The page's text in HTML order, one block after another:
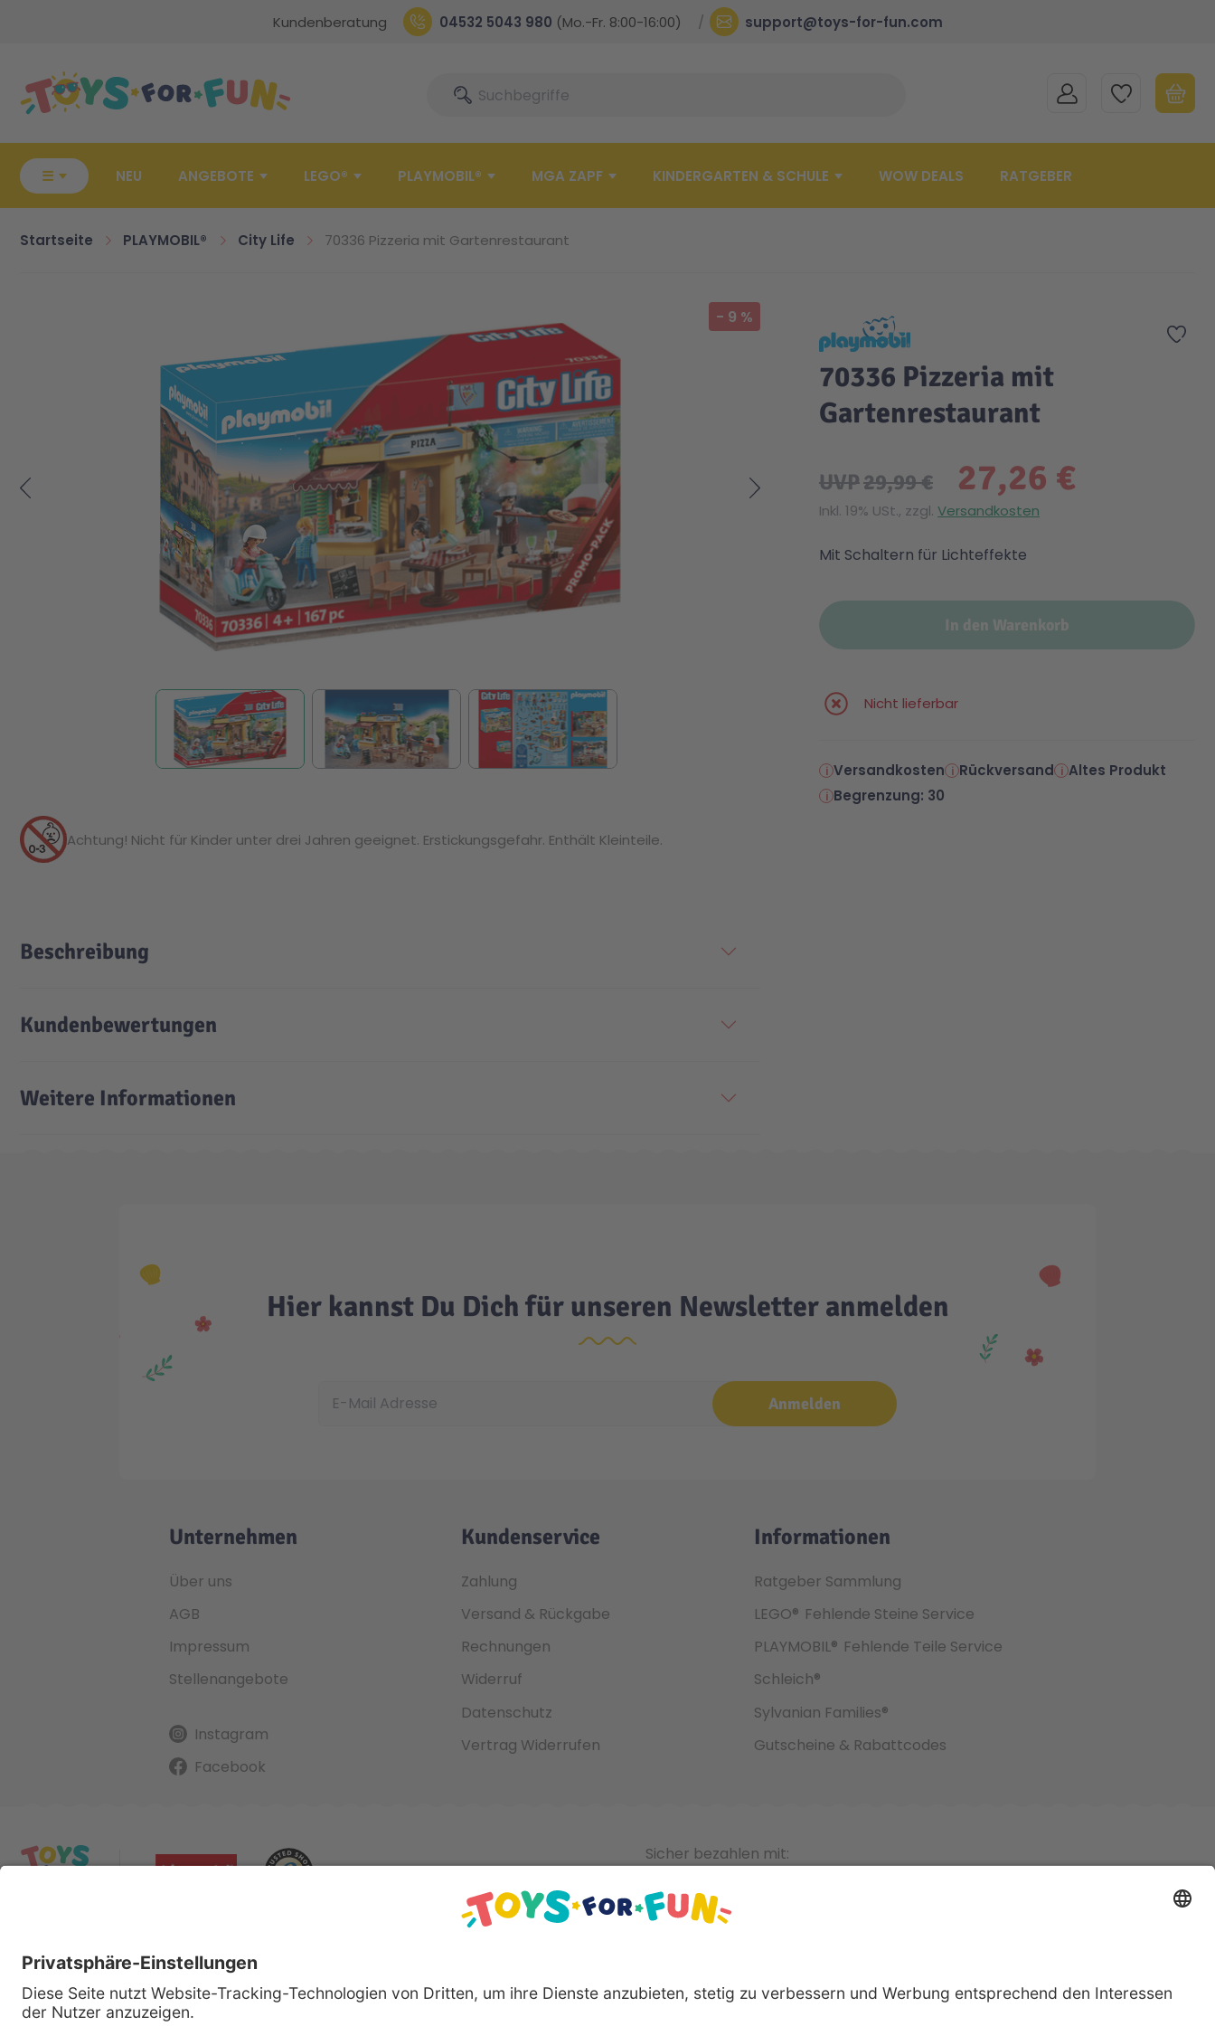
Kundenberatung 04532 5043 980 (Mo.-Fr. 8:00-16:00) support@toys-for-fun.com
SucheSuche MEIN KONTOMEINE WUNSCHLISTE
☰ NEU ANGEBOTE LEGO® PLAYMOBIL® MGA ZAPF KINDERGARTEN & SCHULE WOW DEALS RATGEBER
Startseite PLAYMOBIL® City Life 70336 Pizzeria mit Gartenrestaurant
- 9 %
Zur
70336 Pizzeria mit
Gartenrestaurant
27,26 €
UVP29,99 €
Inkl. 19% USt., zzgl. Versandkosten
Mit Schaltern für Lichteffekte
In den Warenkorb
Nicht lieferbar
Versandkosten Rückversand
Altes Produkt
Begrenzung: 30
Achtung! Nicht für Kinder unter drei Jahren geeignet. Erstickungsgefahr. Enthält Kleinteile.
Beschreibung
Kundenbewertungen
Weitere Informationen
Hier kannst Du Dich für unseren Newsletter anmelden
Anmelden
Unternehmen
Über uns
AGB
Impressum
Stellenangebote
Instagram
Facebook
Kundenservice
Zahlung
Versand & Rückgabe
Rechnungen
Widerruf
Datenschutz
Vertrag Widerrufen
Informationen
Ratgeber Sammlung
LEGO® Fehlende Steine Service
PLAYMOBIL® Fehlende Teile Service
Schleich®
Sylvanian Families®
Gutscheine & Rabattcodes
Sicher bezahlen mit: